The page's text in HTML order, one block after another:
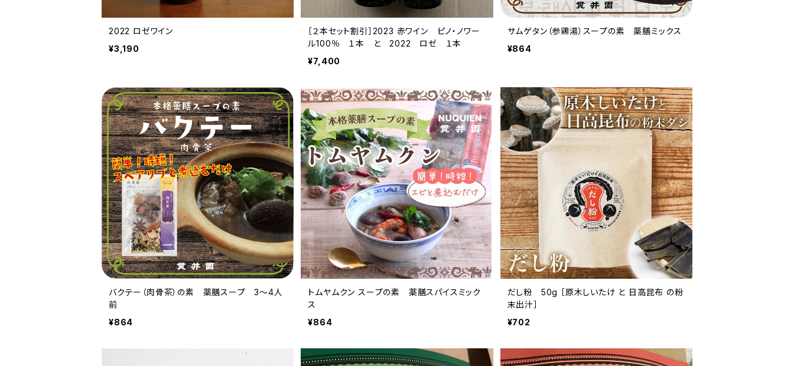
2022 ロゼワイン
¥3,190
［２本セット割引］2023 赤ワイン ピノ・ノワー
ル100％ １本 と 2022 ロゼ １本
¥7,400
サムゲタン（参鶏湯）スープの素 薬膳ミックス
¥864
バクテー（肉骨茶）の素 薬膳スープ 3〜4人
前
¥864
トムヤムクン スープの素 薬膳スパイスミック
ス
¥864
だし粉 50g ［原木しいたけ と 日高昆布 の粉
末出汁］
¥702